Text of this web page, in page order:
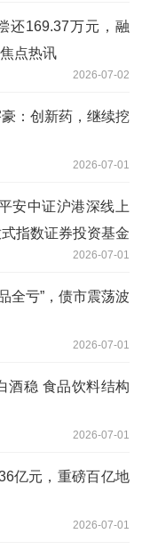
还169.37万元，融
点热讯
2026-07-02
豪：创新药，继续挖
2026-07-01
安中证沪港深线上
指数证券投资基金
2026-07-01
全亏”，债市震荡波
2026-07-01
酒稳 食品饮料结构
2026-07-01
亿元，重磅百亿地
2026-07-01